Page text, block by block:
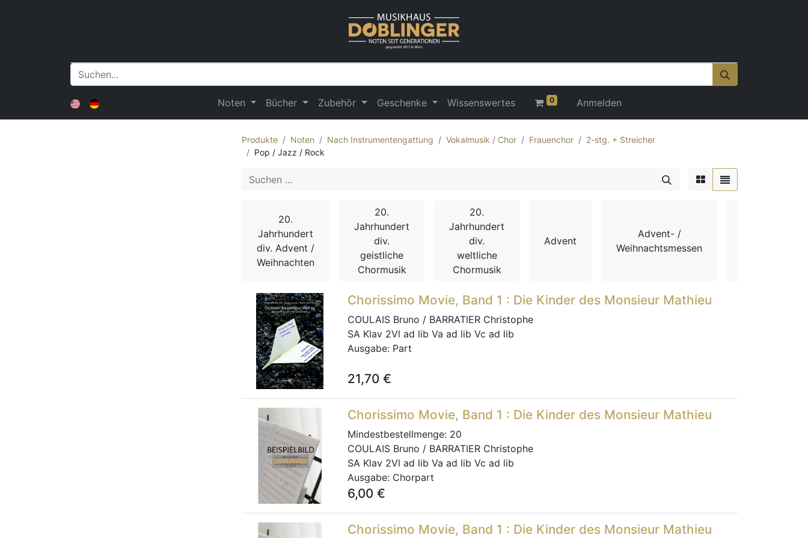
Noten Bücher Zubehör Geschenke Wissenswertes 0 Anmelden
Produkte Noten Nach Instrumentengattung Vokalmusik / Chor Frauenchor
2-stg. + Streicher
Pop / Jazz / Rock
20.
Jahrhundert
div. Advent /
Weihnachten
20.
Jahrhundert
div.
geistliche
Chormusik
20.
Jahrhundert
div.
weltliche
Chormusik
Advent
Advent- /
Weihnachtsmessen
Chorissimo Movie, Band 1 : Die Kinder des Monsieur Mathieu
COULAIS Bruno / BARRATIER Christophe
SA Klav 2Vl ad lib Va ad lib Vc ad lib
Ausgabe: Part
21,70 €
Chorissimo Movie, Band 1 : Die Kinder des Monsieur Mathieu
Mindestbestellmenge: 20
COULAIS Bruno / BARRATIER Christophe
SA Klav 2Vl ad lib Va ad lib Vc ad lib
Ausgabe: Chorpart
6,00 €
Chorissimo Movie, Band 1 : Die Kinder des Monsieur Mathieu